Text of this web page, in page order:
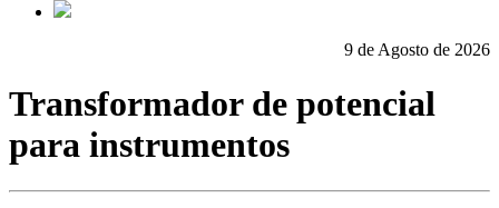
9 de Agosto de 2026
Transformador de potencial
para instrumentos